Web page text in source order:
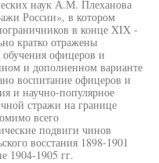
наук А.М. Плеханова
России», в котором
в конце XIX -
кратко отражены
офицеров и
и дополненном варианте
воспитание офицеров и
и научно-популярное
стражи на границе
всего
подвиги чинов
восстания 1898-1901
1904-1905 гг.